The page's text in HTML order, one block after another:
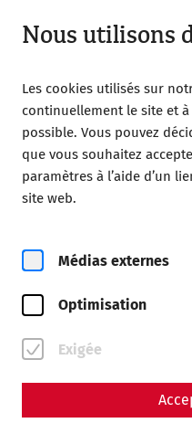
Nous utilisons
Les cookies utilisés sur
continuellement le site et
possible. Vous pouvez
que vous souhaitez
paramètres à l’aide d’un
site web.
Médias externes
Optimisation
Exigée
Home Écoles Group
Group rates
From the current school
apply in the Roman town
refer to a group consisting
2 accompanying persons.
implementation of existing
For any special cases
additional accompanying